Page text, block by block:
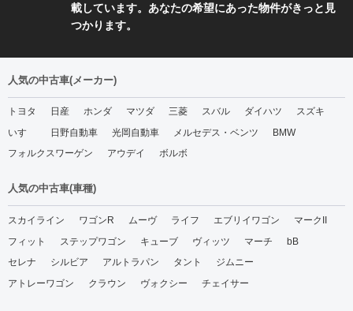
載しています。あなたの希望にあった物件がきっと見
つかります。
人気の中古車(メーカー)
トヨタ 日産 ホンダ マツダ 三菱 スバル ダイハツ
スズキ
いすゞ
日野自動車 光岡自動車 メルセデス・ベンツ
BMW
フォルクスワーゲン
アウデイ ボルボ
人気の中古車(車種)
スカイライン ワゴンR ムーヴ ライフ エブリイワゴン
マークII
フィット
ステップワゴン キューブ ヴィッツ マーチ
bB
セレナ
シルビア アルトラパン タント
ジムニー
アトレーワゴン
クラウン ヴォクシー チェイサー